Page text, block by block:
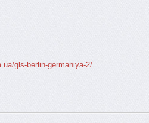
gls-berlin-germaniya-2/